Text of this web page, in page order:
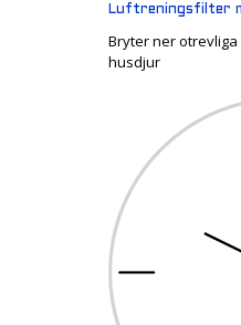
Luftreningsfilter
Bryter ner
husdjur